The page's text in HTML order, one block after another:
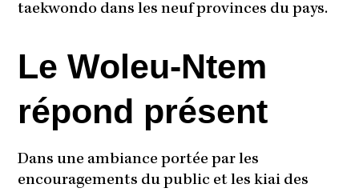
taekwondo dans les neuf provinces du pays.
Le Woleu-Ntem
répond présent
Dans une ambiance portée par les
encouragements du public et les kiai des